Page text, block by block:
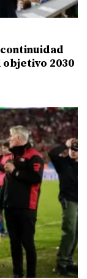
2030